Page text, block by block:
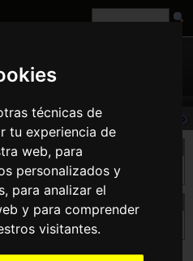
técnicas de
tu experiencia de
web, para
personalizados y
para analizar el
y para comprender
visitantes.
a su equivalente en radianes.